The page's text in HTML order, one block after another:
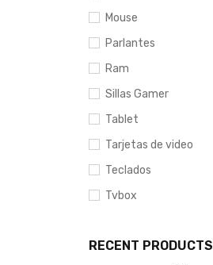
Mouse
Parlantes
Ram
Sillas Gamer
Tablet
Tarjetas de video
Teclados
Tvbox
RECENT PRODUCTS